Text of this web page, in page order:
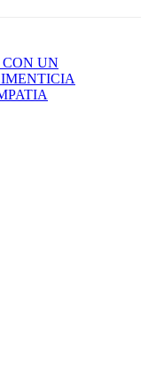
CON UN